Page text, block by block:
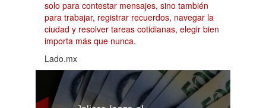
solo para contestar mensajes, sino también
para trabajar, registrar recuerdos, navegar la
ciudad y resolver tareas cotidianas, elegir bien
importa más que nunca.
Lado.mx